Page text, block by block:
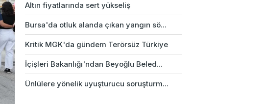
Altın fiyatlarında sert yükseliş
Bursa'da otluk alanda çıkan yangın sö...
Kritik MGK'da gündem Terörsüz Türkiye
İçişleri Bakanlığı'ndan Beyoğlu Beled...
Ünlülere yönelik uyuşturucu soruşturm...